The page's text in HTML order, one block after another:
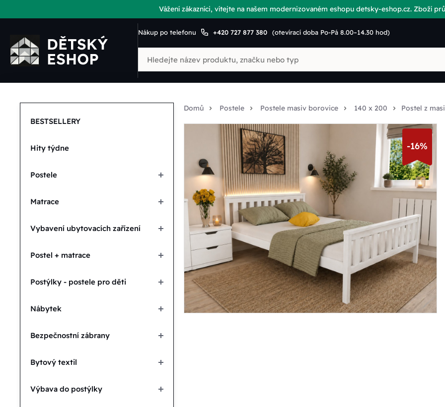
Vážení zákazníci, vítejte na našem modernizovaném eshopu detsky-eshop.cz. Zboží
Nákup po telefonu +420 727 877 380 (otevírací doba Po-Pá 8.00–14.30 hod)
BESTSELLERY
Hity týdne
Postele
Matrace
Vybavení ubytovacích zařízení
Postel + matrace
Postýlky - postele pro děti
Nábytek
Bezpečnostní zábrany
Bytový textil
Výbava do postýlky
Domů Postele Postele masiv borovice 140 x 200 Postel z
-16%